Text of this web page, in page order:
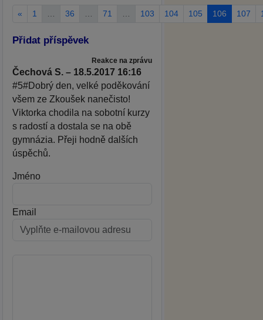
« 1 … 36 … 71 … 103 104 105 106 107
Přidat příspěvek
Reakce na zprávu
Čechová S. – 18.5.2017 16:16
#5#Dobrý den, velké poděkování
všem ze Zkoušek nanečisto!
Viktorka chodila na sobotní kurzy
s radostí a dostala se na obě
gymnázia. Přeji hodně dalších
úspěchů.
Jméno
Email